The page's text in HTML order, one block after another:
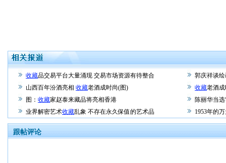
收藏品交易平台大量涌现 交易市场资源有待整合
郭庆祥谈
山西百年汾酒亮相 收藏老酒成时尚(图) 收藏老酒
图： 收藏家赵泰来藏品将亮相香港
陈丽华当选
业界解密艺术收藏乱象 不存在永久保值的艺术品 1953年的
跟帖评论